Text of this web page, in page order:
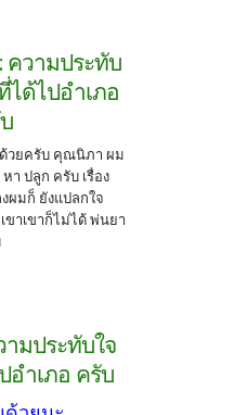
ความประทับ
ได้ไปอำเภอ
วยครับ คุณนิภา ผม
หา ปลูก ครับ เรื่อง
ผมก็ ยังแปลกใจ
ขาเขาก็ไม่ได้ พ่นยา
ามประทับใจ
อำเภอ ครับ